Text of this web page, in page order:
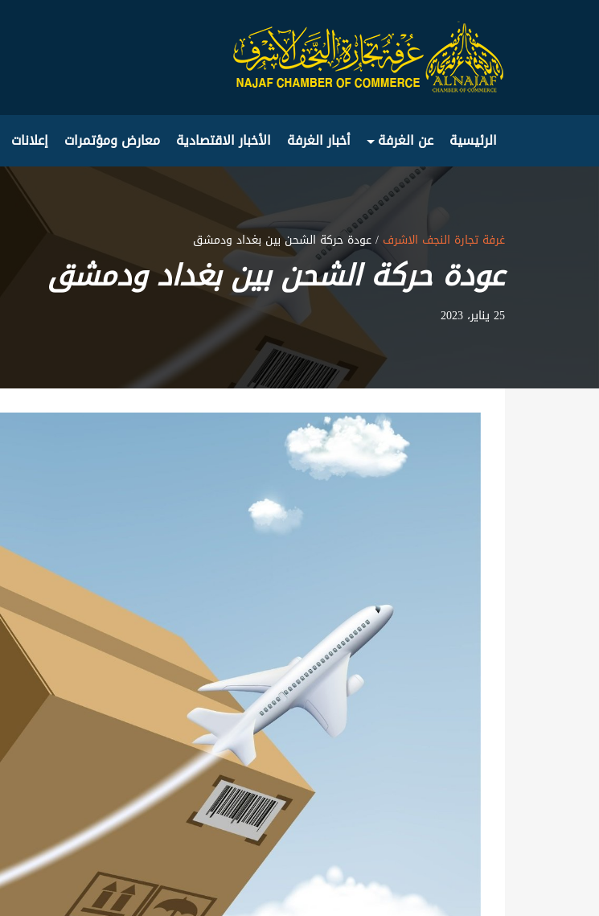
الرئيسية عن الغرفة أخبار الغرفة الأخبار الاقتصادية معارض ومؤتمرات إعلانات
غرفة تجارة النجف الاشرف / عودة حركة الشحن بين بغداد ودمشق
عودة حركة الشحن بين بغداد ودمشق
25 يناير، 2023